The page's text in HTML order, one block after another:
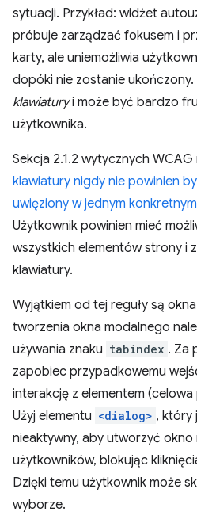
sytuacji. Przykład: widżet
próbuje zarządzać fokusem i
karty, ale uniemożliwia
dopóki nie zostanie ukończony.
klawiaturyi może być bardzo
użytkownika.
Sekcja 2.1.2 wytycznych WCAG
klawiatury nigdy nie powinien
uwięziony w jednym
Użytkownik powinien mieć
wszystkich elementów strony i
klawiatury.
Wyjątkiem od tej reguły są
tworzenia okna modalnego
używania znaku tabindex . Za
zapobiec przypadkowemu
interakcję z elementem
Użyj elementu <dialog> , który
nieaktywny, aby utworzyć okno
użytkowników, blokując
Dzięki temu użytkownik może
wyborze.